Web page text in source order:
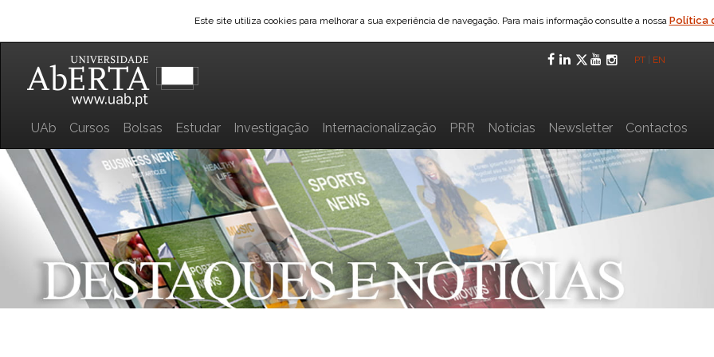
Este site utiliza cookies para melhorar a sua experiência de navegação. Para mais informação consulte a nossa Política
Facebook
LinkedIn
Twitter
YouTube
PT EN
UAb Cursos Bolsas Estudar Investigação Internacionalização PRR Notícias Newsletter Contactos